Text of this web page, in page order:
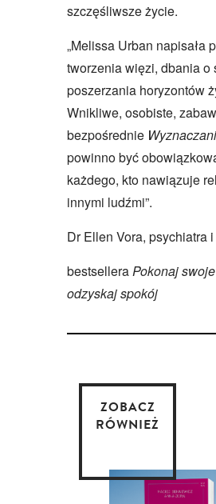
szczęśliwsze życie.
„Melissa Urban napisała
tworzenia więzi, dbania o
poszerzania horyzontów
Wnikliwe, osobiste,
bezpośrednie
powinno być
każdego, kto nawiązuje
innymi ludźmi”.
Dr Ellen Vora, psychiatra
bestselleraPokonaj
odzyskaj spokój
ZOBACZ
RÓWNIEŻ